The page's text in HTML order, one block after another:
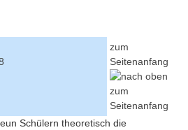
zum
Seitenanfang
Schülern theoretisch die